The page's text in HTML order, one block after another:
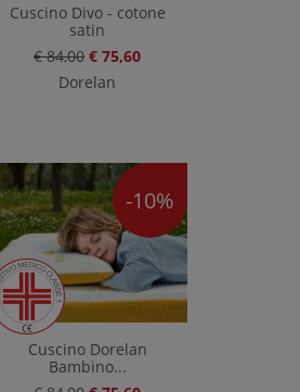
Cuscino Divo - cotone
satin
€ 84,00 € 75,60
Dorelan
-10%
Cuscino Dorelan
Bambino...